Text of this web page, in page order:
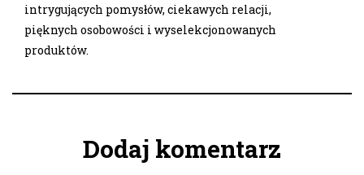
intrygujących pomysłów, ciekawych relacji,
pięknych osobowości i wyselekcjonowanych
produktów.
Dodaj komentarz